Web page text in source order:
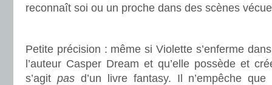
reconnaît soi ou un proche dans des scènes
Petite précision : même si Violette s’enferme
l’auteur Casper Dream et qu’elle possède et
s’agit pasd’un livre fantasy. Il n’empêche